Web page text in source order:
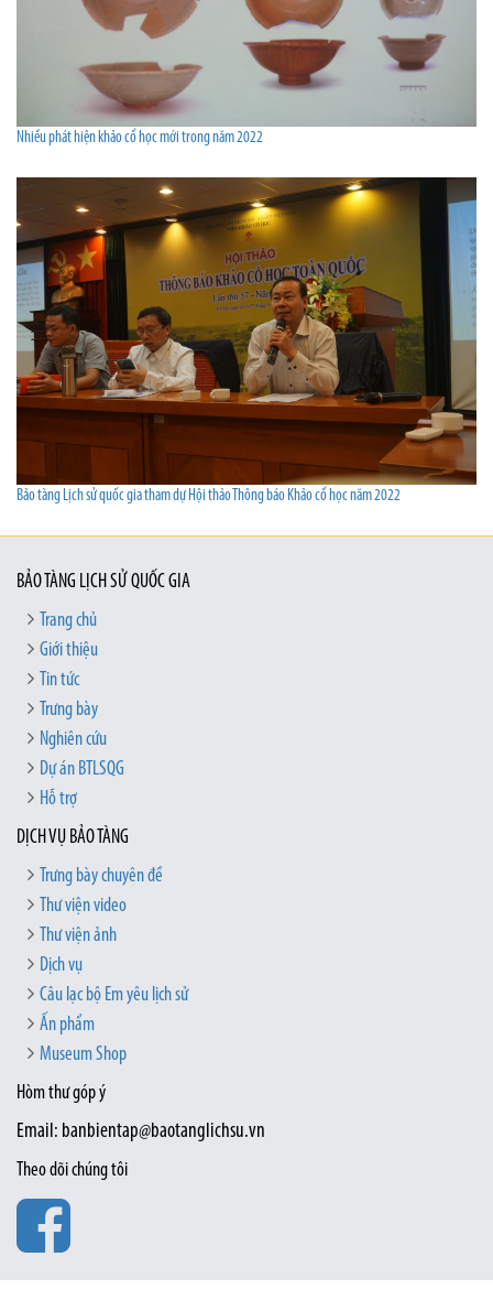
Nhiều phát hiện khảo cổ học mới trong năm 2022
Bảo tàng Lịch sử quốc gia tham dự Hội thảo Thông báo Khảo cổ học năm 2022
BẢO TÀNG LỊCH SỬ QUỐC GIA
Trang chủ
Giới thiệu
Tin tức
Trưng bày
Nghiên cứu
Dự án BTLSQG
Hỗ trợ
DỊCH VỤ BẢO TÀNG
Trưng bày chuyên đề
Thư viện video
Thư viện ảnh
Dịch vụ
Câu lạc bộ Em yêu lịch sử
Ấn phẩm
Museum Shop
Hòm thư góp ý
Email: banbientap@baotanglichsu.vn
Theo dõi chúng tôi